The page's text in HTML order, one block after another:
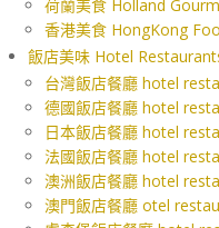
荷蘭美食 Holland
香港美食 HongKong
飯店美味 Hotel
台灣飯店餐廳 hotel
德國飯店餐廳 hotel
日本飯店餐廳 hotel
法國飯店餐廳 hotel
澳洲飯店餐廳 hotel
澳門飯店餐廳 otel